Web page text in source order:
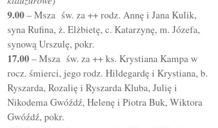
9.00– Msza św. za ++ rodz. Annę i Jana Kulik,
syna Rufina, ż. Elżbietę, c. Katarzynę, m. Józefa,
synową Urszulę, pokr.
17.00– Msza św. za ++ ks. Krystiana Kampa w
rocz. śmierci, jego rodz. Hildegardę i Krystiana, b.
Ryszarda, Rozalię i Ryszarda Kluba, Julię i
Nikodema Gwóźdź, Helenę i Piotra Buk, Wiktora
Gwóźdź, pokr.